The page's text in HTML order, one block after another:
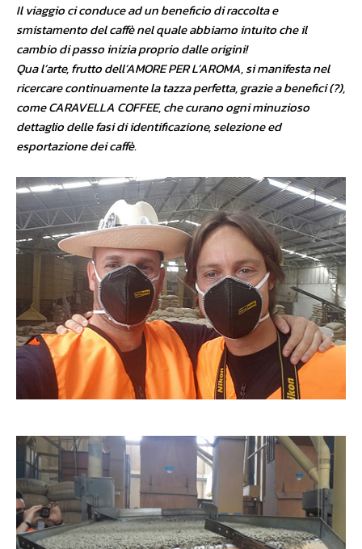
Il viaggio ci conduce ad un beneficio di raccolta e
smistamento del caffè nel quale abbiamo intuito che il
cambio di passo inizia proprio dalle origini!
Qua l’arte, frutto dell’AMORE PER L’AROMA, si manifesta nel
ricercare continuamente la tazza perfetta, grazie a benefici (?),
come CARAVELLA COFFEE, che curano ogni minuzioso
dettaglio delle fasi di identificazione, selezione ed
esportazione dei caffè.